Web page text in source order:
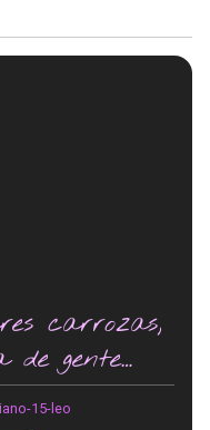
carrozas,
gente
15-leo